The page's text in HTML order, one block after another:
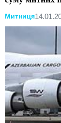
Митниця